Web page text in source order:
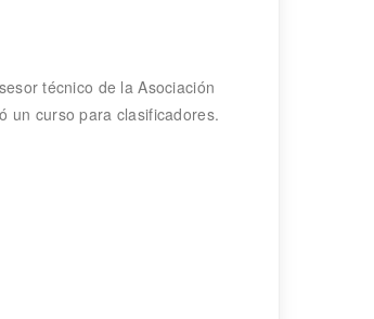
técnico de la Asociación
un curso para clasificadores.